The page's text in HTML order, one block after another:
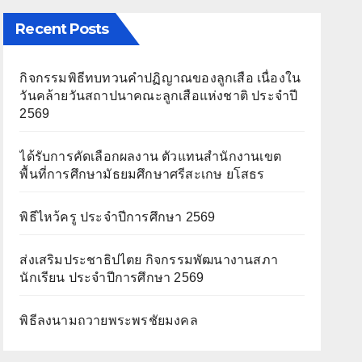
Recent Posts
กิจกรรมพิธีทบทวนคำปฏิญาณของลูกเสือ เนื่องใน
วันคล้ายวันสถาปนาคณะลูกเสือแห่งชาติ ประจำปี
2569
ได้รับการคัดเลือกผลงาน ตัวแทนสำนักงานเขต
พื้นที่การศึกษามัธยมศึกษาศรีสะเกษ ยโสธร
พิธีไหว้ครู ประจำปีการศึกษา 2569
ส่งเสริมประชาธิปไตย กิจกรรมพัฒนางานสภา
นักเรียน ประจำปีการศึกษา 2569
พิธีลงนามถวายพระพรชัยมงคล